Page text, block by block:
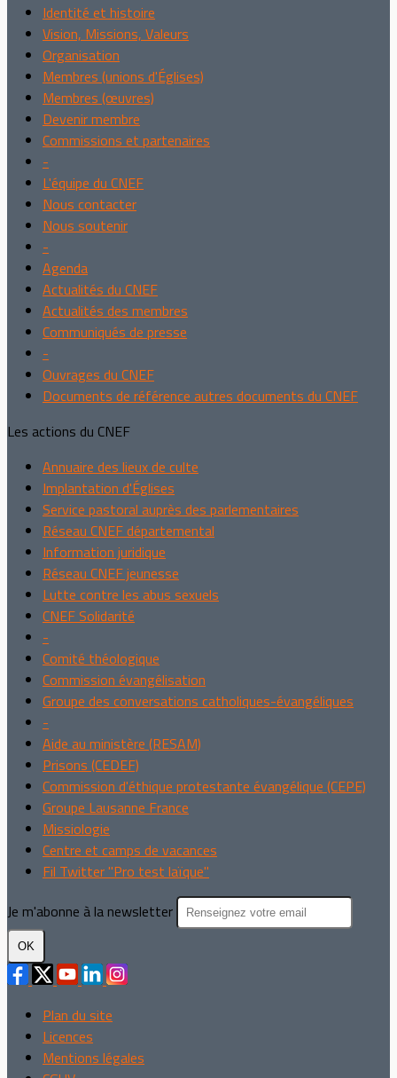
Identité et histoire
Vision, Missions, Valeurs
Organisation
Membres (unions d'Églises)
Membres (œuvres)
Devenir membre
Commissions et partenaires
-
L'équipe du CNEF
Nous contacter
Nous soutenir
-
Agenda
Actualités du CNEF
Actualités des membres
Communiqués de presse
-
Ouvrages du CNEF
Documents de référence autres documents du CNEF
Les actions du CNEF
Annuaire des lieux de culte
Implantation d'Églises
Service pastoral auprès des parlementaires
Réseau CNEF départemental
Information juridique
Réseau CNEF jeunesse
Lutte contre les abus sexuels
CNEF Solidarité
-
Comité théologique
Commission évangélisation
Groupe des conversations catholiques-évangéliques
-
Aide au ministère (RESAM)
Prisons (CEDEF)
Commission d'éthique protestante évangélique (CEPE)
Groupe Lausanne France
Missiologie
Centre et camps de vacances
Fil Twitter "Pro test laïque"
Je m'abonne à la newsletter
OK
Plan du site
Licences
Mentions légales